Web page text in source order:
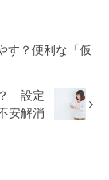
す？便利な「仮
―設定
安解消